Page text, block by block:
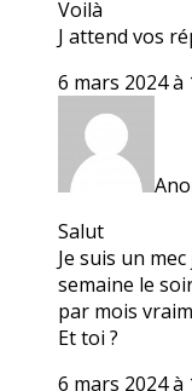
Voilà
J attend vos
6 mars 2024 à
Salut
Je suis un
semaine le
par mois
Et toi ?
6 mars 2024 à